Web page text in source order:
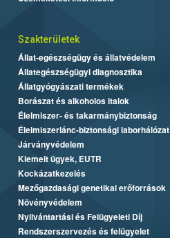
Szakterületek
Állat-egészségügy és állatvédelem
Állategészségügyi diagnosztika
Állatgyógyászati termékek
Borászat és alkoholos italok
Élelmiszer- és takarmánybiztonság
Élelmiszerlánc-biztonsági laborhálózat
Járványvédelem
Kiemelt ügyek, EUTR
Kockázatkezelés
Mezőgazdasági genetikai erőforrások
Növényvédelem
Nyilvántartási és Felügyeleti Díj
Rendszerszervezés és felügyelet